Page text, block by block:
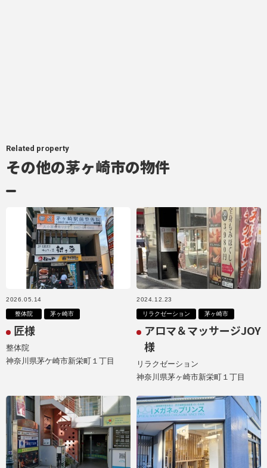
Related property
その他の茅ヶ崎市の物件
2026.05.14
整体院 茅ヶ崎市
匠様
整体院
神奈川県茅ケ崎市新栄町１丁目
2024.12.23
リラクゼーション 茅ヶ崎市
アロマ＆マッサージJOY
様
リラクゼーション
神奈川県茅ヶ崎市新栄町１丁目